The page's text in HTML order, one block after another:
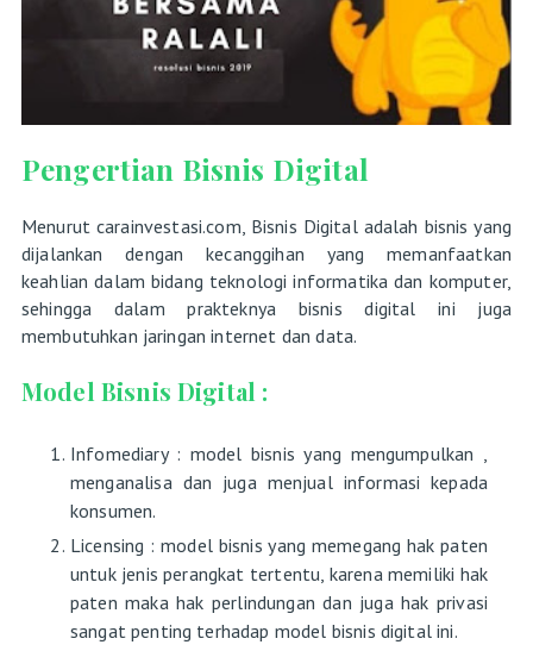
Pengertian Bisnis Digital
Menurut carainvestasi.com, Bisnis Digital adalah bisnis yang
dijalankan dengan kecanggihan yang memanfaatkan
keahlian dalam bidang teknologi informatika dan komputer,
sehingga dalam prakteknya bisnis digital ini juga
membutuhkan jaringan internet dan data.
Model Bisnis Digital :
Infomediary : model bisnis yang mengumpulkan ,
menganalisa dan juga menjual informasi kepada
konsumen.
Licensing : model bisnis yang memegang hak paten
untuk jenis perangkat tertentu, karena memiliki hak
paten maka hak perlindungan dan juga hak privasi
sangat penting terhadap model bisnis digital ini.